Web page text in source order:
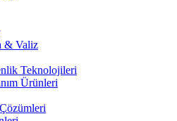
& Valiz
Teknolojileri
Ürünleri